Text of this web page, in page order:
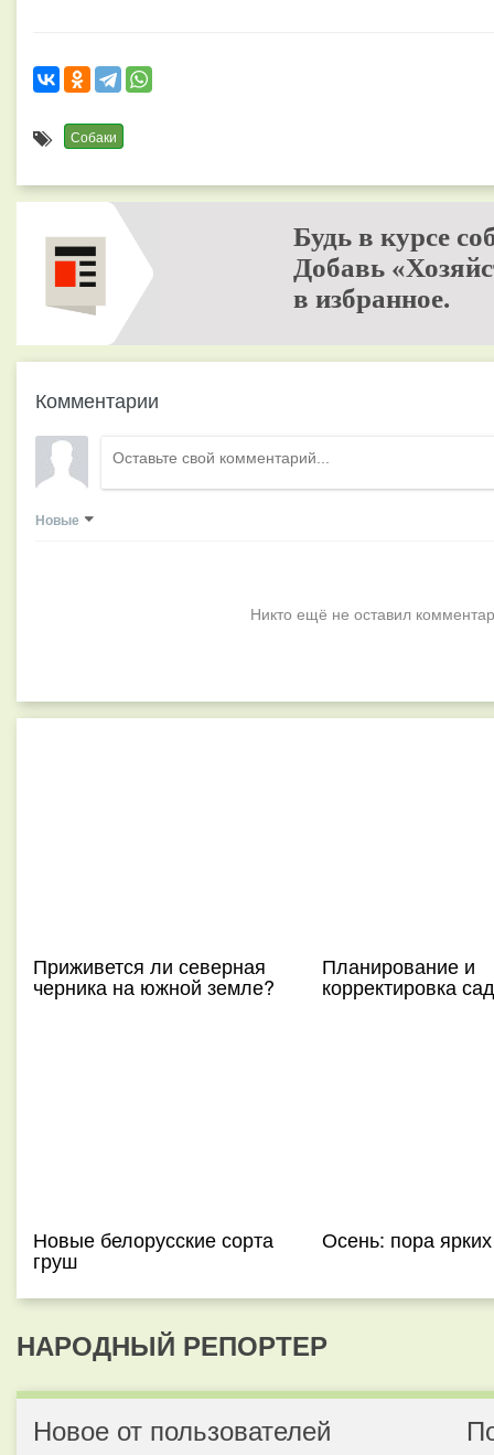
Собаки
Будь в курсе
Добавь
в избранное.
Комментарии
Новые
Никто ещё не оставил
Приживется ли северная
черника на южной земле?
Планирование и
корректировка
Новые белорусские сорта
груш
Осень: пора
НАРОДНЫЙ РЕПОРТЕР
Новое от пользователей